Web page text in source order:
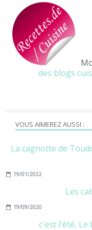
VOUS AIMEREZ AUSSI :
La cagnotte de
19/01/2022
Les
19/09/2020
c'est l'été, Le
des blogs